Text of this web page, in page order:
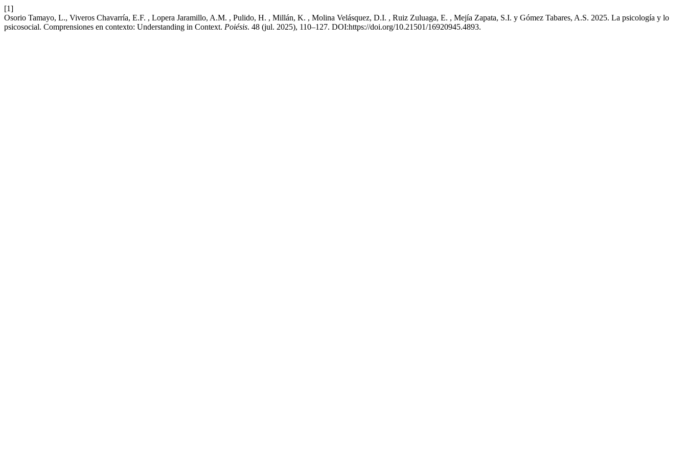
[1]
Osorio Tamayo, L., Viveros Chavarría, E.F. , Lopera Jaramillo, A.M. , Pulido, H. , Millán, K. , Molina Velásquez, D.I. , Ruiz Zuluaga, E. , Mejía Zapata, S.I. y Gómez Tabares, A.S. 2025. La psicología y lo
psicosocial. Comprensiones en contexto: Understanding in Context. Poiésis. 48 (jul. 2025), 110–127. DOI:https://doi.org/10.21501/16920945.4893.